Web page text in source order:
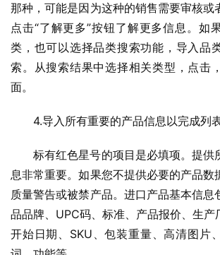
那种，可能是因为这种的销售需要审核或
点击“了解更多”按钮了解更多信息。如
类，也可以选择品类搜索功能，导入品
索。从搜索结果中选择相关类型，点击
面。
4.导入所有重要的产品信息以完成列
标有红色星号的项目是必填项。提供
息非常重要。如果您不提供必要的产品数
质量警告或被禁产品。进口产品基本信息
品品牌、UPC码、标准、产品报价、生产
开始日期、SKU、包装重量、高清图片